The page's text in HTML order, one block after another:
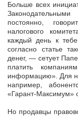
Больше всех
постоянно,
налогового
каждый день к
согласно статье
денег, — сетует
платить
информацию». Для
например,
«Гарант-Максимум»
Но продавцы